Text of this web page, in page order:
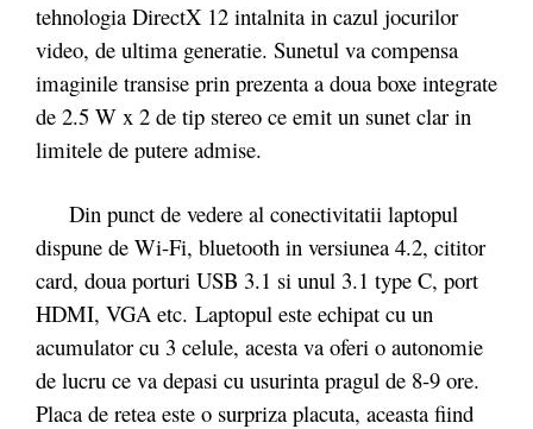
tehnologia DirectX 12 intalnita in cazul jocurilor
video, de ultima generatie. Sunetul va compensa
imaginile transise prin prezenta a doua boxe integrate
de 2.5 W x 2 de tip stereo ce emit un sunet clar in
limitele de putere admise.
Din punct de vedere al conectivitatii laptopul
dispune de Wi-Fi, bluetooth in versiunea 4.2, cititor
card, doua porturi USB 3.1 si unul 3.1 type C, port
HDMI, VGA etc. Laptopul este echipat cu un
acumulator cu 3 celule, acesta va oferi o autonomie
de lucru ce va depasi cu usurinta pragul de 8-9 ore.
Placa de retea este o surpriza placuta, aceasta fiind